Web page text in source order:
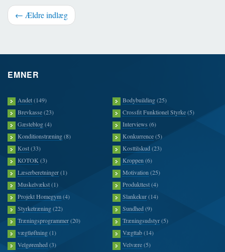
← Ældre indlæg
EMNER
Andet(149) Bodybuilding(25)
Brevkasse(23) Crossfit Funktionel Styrke(5)
Gæsteblog(4) Interviews (6)
Konditionstræning(8) Konkurrence(5)
Kost(33) Kosttilskud (23)
KOTOK (3) Kroppen (6)
Læserberetninger(1) Motivation (25)
Muskelvækst(1) Produkttest(4)
Projekt Homegym(4) Slankekur(14)
Styrketræning(22) Sundhed (9)
Træningsprogrammer(20) Træningsudstyr(5)
vægtløftning(1) Vægttab(14)
Velgørenhed (3) Velvære(5)